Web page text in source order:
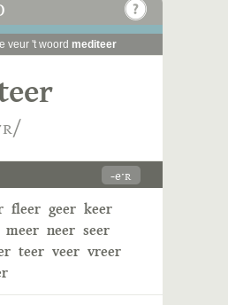
veur 't woord mediteer
-eˑʀ
fleer geer keer
meer neer seer
teer veer vreer